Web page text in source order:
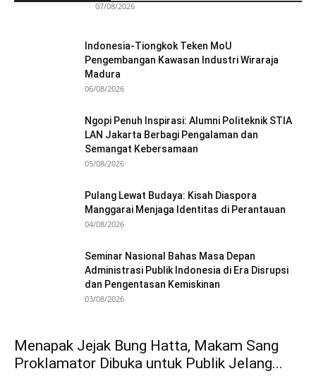
- 07/08/2026
Indonesia-Tiongkok Teken MoU
Pengembangan Kawasan Industri Wiraraja
Madura
06/08/2026
Ngopi Penuh Inspirasi: Alumni Politeknik STIA
LAN Jakarta Berbagi Pengalaman dan
Semangat Kebersamaan
05/08/2026
Pulang Lewat Budaya: Kisah Diaspora
Manggarai Menjaga Identitas di Perantauan
04/08/2026
Seminar Nasional Bahas Masa Depan
Administrasi Publik Indonesia di Era Disrupsi
dan Pengentasan Kemiskinan
03/08/2026
Menapak Jejak Bung Hatta, Makam Sang
Proklamator Dibuka untuk Publik Jelang...